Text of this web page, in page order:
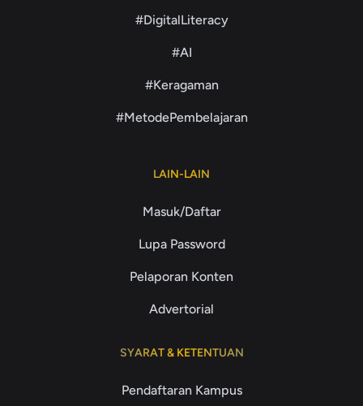
#DigitalLiteracy
#AI
#Keragaman
#MetodePembelajaran
LAIN-LAIN
Masuk/Daftar
Lupa Password
Pelaporan Konten
Advertorial
SYARAT & KETENTUAN
Pendaftaran Kampus